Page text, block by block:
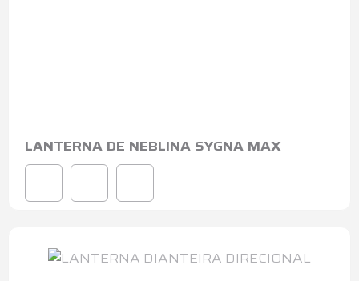
LANTERNA DE NEBLINA SYGNA MAX